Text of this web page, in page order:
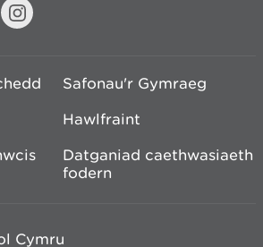
Safonau'r Gymraeg
Hawlfraint
Datganiad caethwasiaeth
fodern
Cymru